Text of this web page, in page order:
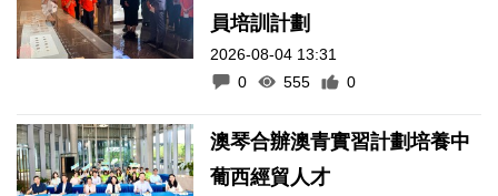
員培訓計劃
2026-08-04 13:31
0
555 0
澳琴合辦澳青實習計劃培養中
葡西經貿人才